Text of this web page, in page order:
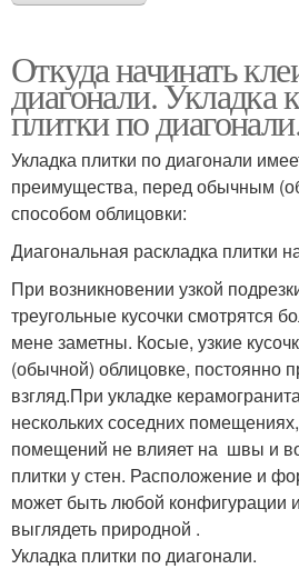
Откуда начинать
диагонали. Укладка
плитки по
Укладка плитки по диагонали
преимущества, перед обычным
способом облицовки:
Диагональная раскладка плитки
При возникновении узкой
треугольные кусочки смотрятся
мене заметны. Косые, узкие
(обычной) облицовке, постоянно
взгляд.При укладке
нескольких соседних
помещений не влияет на швы и
плитки у стен. Расположение и
может быть любой конфигурации
выглядеть природной .
Укладка плитки по диагонали.